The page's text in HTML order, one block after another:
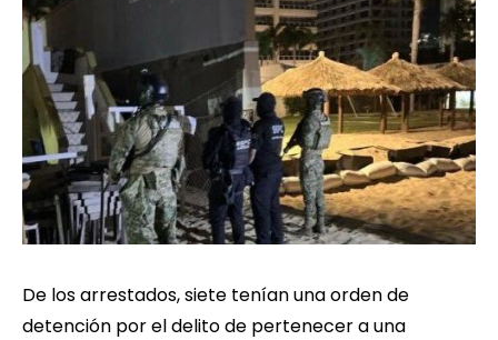
De los arrestados, siete tenían una orden de
detención por el delito de pertenecer a una